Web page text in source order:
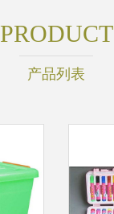
PRODUCT
产品列表